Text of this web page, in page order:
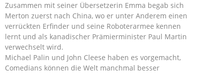
Zusammen mit seiner Übersetzerin Emma begab sich
Merton zuerst nach China, wo er unter Anderem einen
verrückten Erfinder und seine Roboterarmee kennen
lernt und als kanadischer Prämierminister Paul Martin
verwechselt wird.
Michael Palin und John Cleese haben es vorgemacht,
Comedians können die Welt manchmal besser